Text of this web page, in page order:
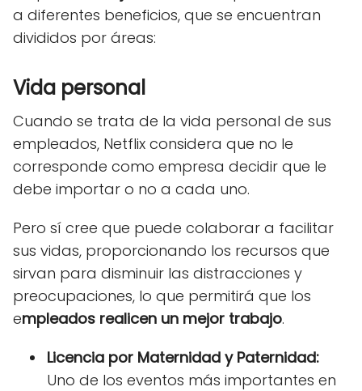
a diferentes beneficios, que se encuentran
divididos por áreas:
Vida personal
Cuando se trata de la vida personal de sus
empleados, Netflix considera que no le
corresponde como empresa decidir que le
debe importar o no a cada uno.
Pero sí cree que puede colaborar a facilitar
sus vidas, proporcionando los recursos que
sirvan para disminuir las distracciones y
preocupaciones, lo que permitirá que los
empleados realicen un mejor trabajo.
Licencia por Maternidad y Paternidad:
Uno de los eventos más importantes en